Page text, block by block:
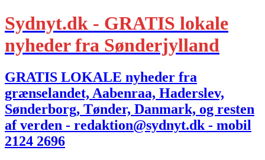
Sydnyt.dk - GRATIS lokale
nyheder fra Sønderjylland
GRATIS LOKALE nyheder fra
grænselandet, Aabenraa, Haderslev,
Sønderborg, Tønder, Danmark, og resten
af verden - redaktion@sydnyt.dk - mobil
2124 2696